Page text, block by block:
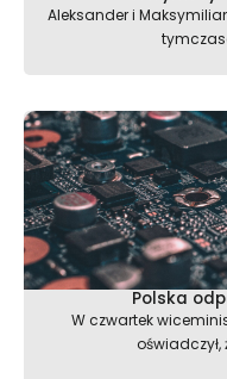
Aleksander i
Polska
W czwartek
oświadczył,